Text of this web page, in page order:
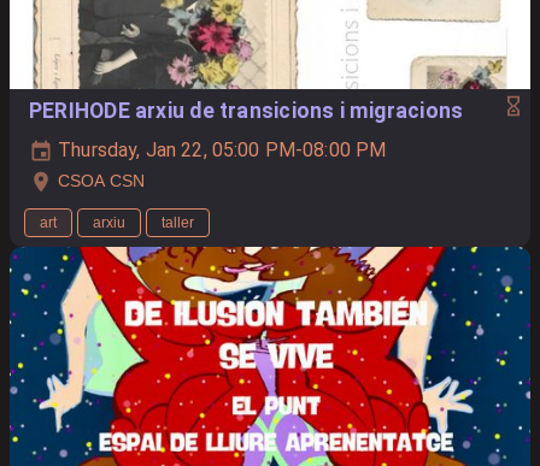
PERIHODE arxiu de transicions i migracions
Thursday, Jan 22, 05:00 PM-08:00 PM
CSOA CSN
art arxiu taller